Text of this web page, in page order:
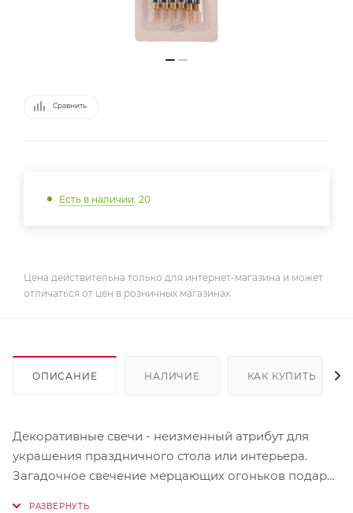
Сравнить
Есть в наличии: 20
Цена действительна только для интернет-магазина и может
отличаться от цен в розничных магазинах
ОПИСАНИЕ НАЛИЧИЕ КАК КУПИТЬ
Декоративные свечи - неизменный атрибут для
украшения праздничного стола или интерьера.
Загадочное свечение мерцающих огоньков подарит